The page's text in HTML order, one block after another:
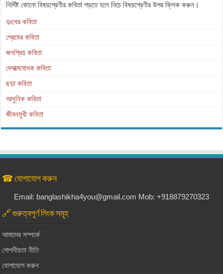
নির্দিষ্ট কোনো বিষয়শ্রেণীর কবিতা পড়তে হলে নিচে বিষয়শ্রেণীর উপর ক্লিক করুন।
দুঃখের কবিতা
প্রেমের কবিতা
জনপ্রিয় কবিতা
দেশাত্মবোধক কবিতা
ছড়া কবিতা
আধুনিক কবিতা
জীবনমুখী কবিতা
☎ যোগাযোগ করুন
Email: banglashikha4you@gmail.com Mob: +918879270323
🔗 গুরুত্বপূর্ণ লিংক সমূহ
আমাদের সম্পর্কে
গোপনীয়তা নীতি
যোগাযোগ করুন